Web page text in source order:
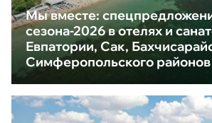
Мы вместе:
сезона-2026 в отелях и
Евпатории, Сак,
Симферопольского районов